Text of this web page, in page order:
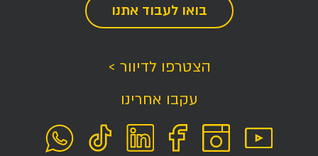
בואו לעבוד אתנו
הצטרפו לדיוור >
עקבו אחרינו